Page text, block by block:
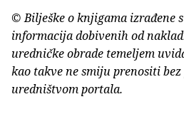
© Bilješke o knjigama izrađene
informacija dobivenih od
uredničke obrade temeljem
kao takve ne smiju prenositi
uredništvom portala.